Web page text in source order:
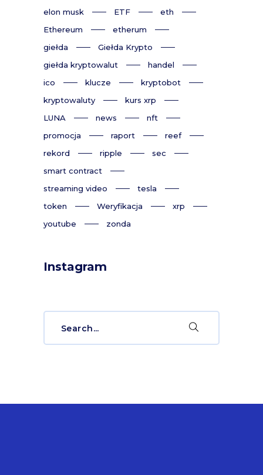
elon musk
ETF
eth
Ethereum
etherum
giełda
Giełda Krypto
giełda kryptowalut
handel
ico
klucze
kryptobot
kryptowaluty
kurs xrp
LUNA
news
nft
promocja
raport
reef
rekord
ripple
sec
smart contract
streaming video
tesla
token
Weryfikacja
xrp
youtube
zonda
Instagram